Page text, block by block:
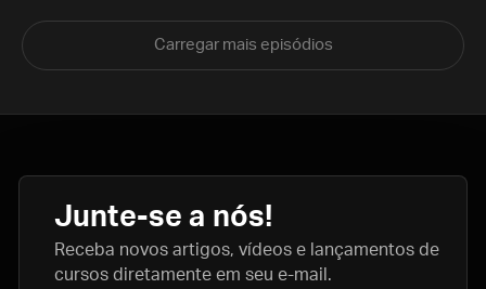
Carregar mais episódios
Junte-se a nós!
Receba novos artigos, vídeos e lançamentos de
cursos diretamente em seu e-mail.